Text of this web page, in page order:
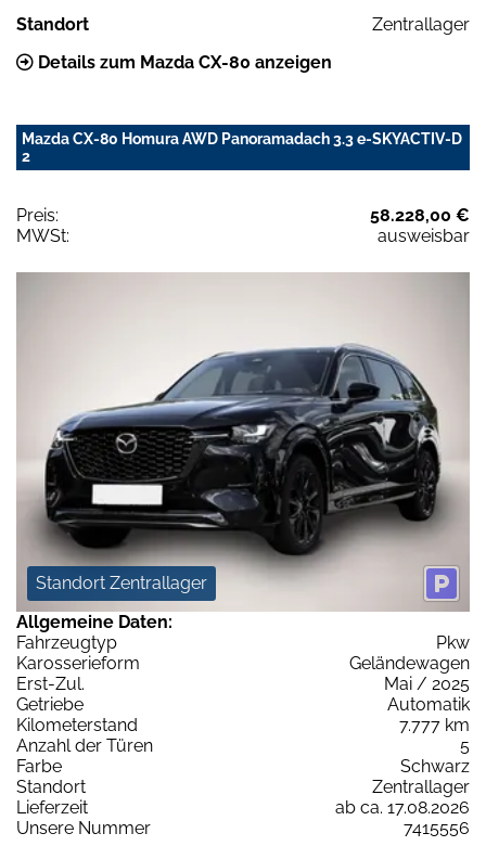
Standort
Zentrallager
Details zum Mazda CX-80 anzeigen
Mazda CX-80 Homura AWD Panoramadach 3.3 e-SKYACTIV-D
2
Preis:
58.228,00 €
MWSt:
ausweisbar
Standort Zentrallager
Allgemeine Daten:
Fahrzeugtyp
Pkw
Karosserieform
Geländewagen
Erst-Zul.
Mai / 2025
Getriebe
Automatik
Kilometerstand
7.777 km
Anzahl der Türen
5
Farbe
Schwarz
Standort
Zentrallager
Lieferzeit
ab ca. 17.08.2026
Unsere Nummer
7415556